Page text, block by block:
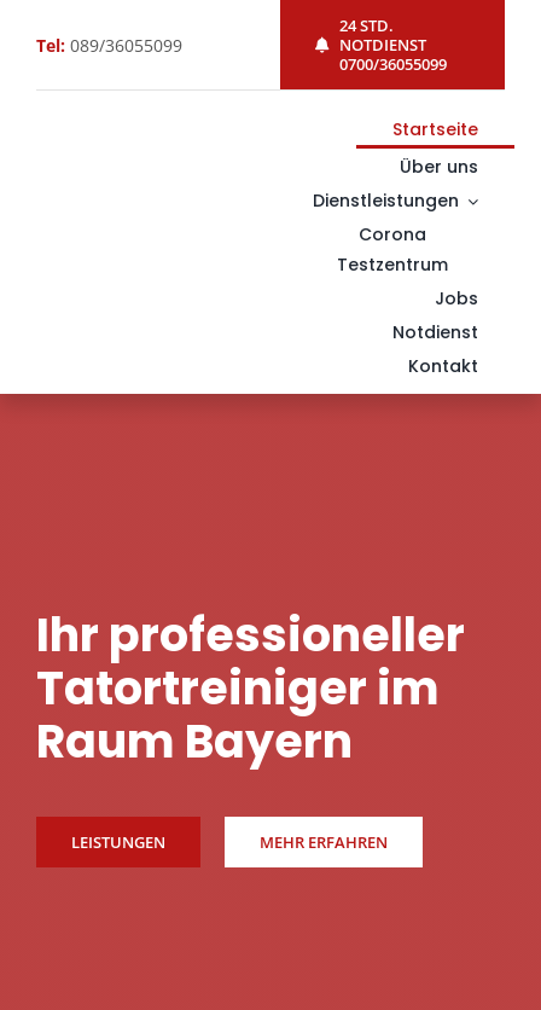
content
Tel: 089/36055099
24 STD.
NOTDIENST
0700/36055099
Startseite
Über uns
Dienstleistungen
Corona
Testzentrum
Jobs
Notdienst
Kontakt
Ihr professioneller
Tatortreiniger im
Raum Bayern
LEISTUNGEN MEHR ERFAHREN